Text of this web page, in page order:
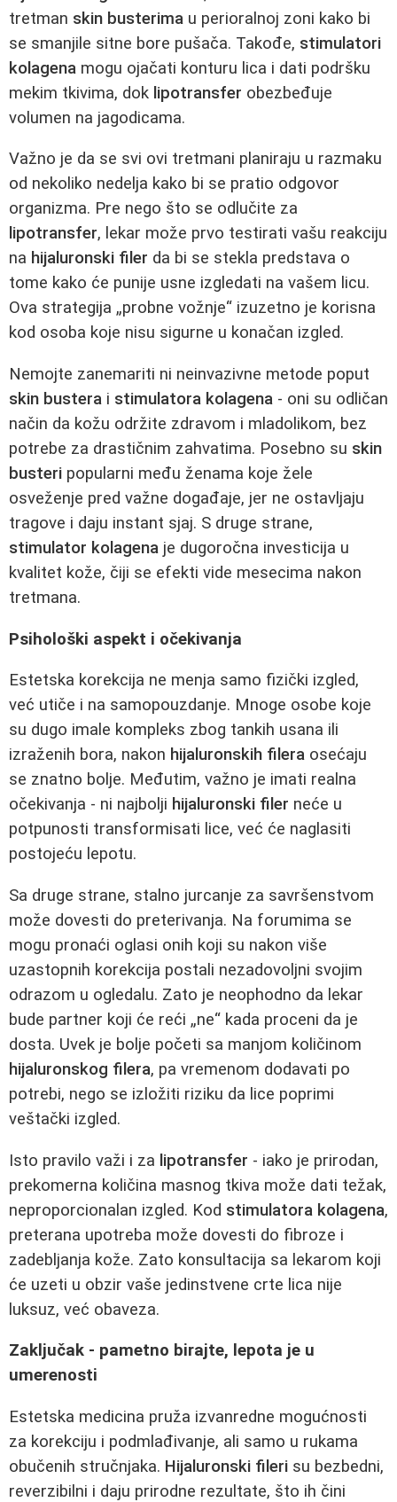
tretman skin busterima u perioralnoj zoni kako bi
se smanjile sitne bore pušača. Takođe, stimulatori
kolagena mogu ojačati konturu lica i dati podršku
mekim tkivima, dok lipotransfer obezbeđuje
volumen na jagodicama.
Važno je da se svi ovi tretmani planiraju u razmaku
od nekoliko nedelja kako bi se pratio odgovor
organizma. Pre nego što se odlučite za
lipotransfer, lekar može prvo testirati vašu reakciju
na hijaluronski filer da bi se stekla predstava o
tome kako će punije usne izgledati na vašem licu.
Ova strategija „probne vožnje“ izuzetno je korisna
kod osoba koje nisu sigurne u konačan izgled.
Nemojte zanemariti ni neinvazivne metode poput
skin bustera i stimulatora kolagena - oni su odličan
način da kožu održite zdravom i mladolikom, bez
potrebe za drastičnim zahvatima. Posebno su skin
busteri popularni među ženama koje žele
osveženje pred važne događaje, jer ne ostavljaju
tragove i daju instant sjaj. S druge strane,
stimulator kolagena je dugoročna investicija u
kvalitet kože, čiji se efekti vide mesecima nakon
tretmana.
Psihološki aspekt i očekivanja
Estetska korekcija ne menja samo fizički izgled,
već utiče i na samopouzdanje. Mnoge osobe koje
su dugo imale kompleks zbog tankih usana ili
izraženih bora, nakon hijaluronskih filera osećaju
se znatno bolje. Međutim, važno je imati realna
očekivanja - ni najbolji hijaluronski filer neće u
potpunosti transformisati lice, već će naglasiti
postojeću lepotu.
Sa druge strane, stalno jurcanje za savršenstvom
može dovesti do preterivanja. Na forumima se
mogu pronaći oglasi onih koji su nakon više
uzastopnih korekcija postali nezadovoljni svojim
odrazom u ogledalu. Zato je neophodno da lekar
bude partner koji će reći „ne“ kada proceni da je
dosta. Uvek je bolje početi sa manjom količinom
hijaluronskog filera, pa vremenom dodavati po
potrebi, nego se izložiti riziku da lice poprimi
veštački izgled.
Isto pravilo važi i za lipotransfer - iako je prirodan,
prekomerna količina masnog tkiva može dati težak,
neproporcionalan izgled. Kod stimulatora kolagena,
preterana upotreba može dovesti do fibroze i
zadebljanja kože. Zato konsultacija sa lekarom koji
će uzeti u obzir vaše jedinstvene crte lica nije
luksuz, već obaveza.
Zaključak - pametno birajte, lepota je u
umerenosti
Estetska medicina pruža izvanredne mogućnosti
za korekciju i podmlađivanje, ali samo u rukama
obučenih stručnjaka. Hijaluronski fileri su bezbedni,
reverzibilni i daju prirodne rezultate, što ih čini